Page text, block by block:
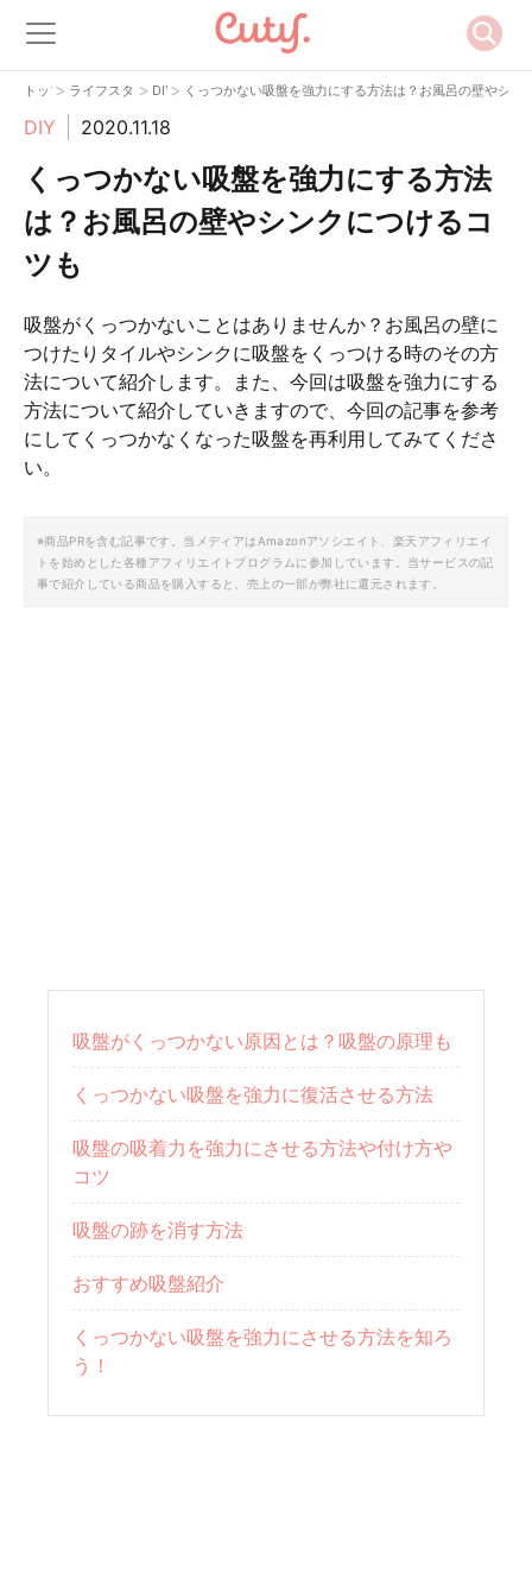
トップ
> ライフスタイル
> DIY> くっつかない吸盤を強力にする方法は？お風呂の壁やシン
DIY 2020.11.18
くっつかない吸盤を強力にする方法
は？お風呂の壁やシンクにつけるコ
ツも
吸盤がくっつかないことはありませんか？お風呂の壁に
つけたりタイルやシンクに吸盤をくっつける時のその方
法について紹介します。また、今回は吸盤を強力にする
方法について紹介していきますので、今回の記事を参考
にしてくっつかなくなった吸盤を再利用してみてくださ
い。
※商品PRを含む記事です。当メディアはAmazonアソシエイト、楽天アフィリエイ
トを始めとした各種アフィリエイトプログラムに参加しています。当サービスの記
事で紹介している商品を購入すると、売上の一部が弊社に還元されます。
吸盤がくっつかない原因とは？吸盤の原理も
くっつかない吸盤を強力に復活させる方法
吸盤の吸着力を強力にさせる方法や付け方や
コツ
吸盤の跡を消す方法
おすすめ吸盤紹介
くっつかない吸盤を強力にさせる方法を知ろ
う！